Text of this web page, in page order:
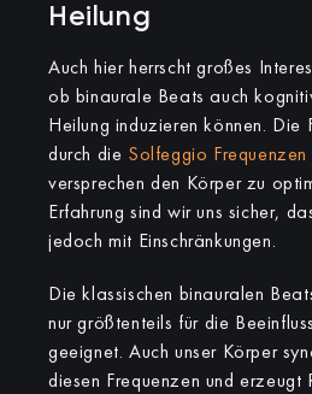
Heilung
Auch hier herrscht großes
ob binaurale Beats auch
Heilung induzieren können. Die
durch die Solfeggio Frequenzen
versprechen den Körper zu
Erfahrung sind wir uns sicher,
jedoch mit Einschränkungen.
Die klassischen binauralen
nur größtenteils für die
geeignet. Auch unser Körper
diesen Frequenzen und erzeugt